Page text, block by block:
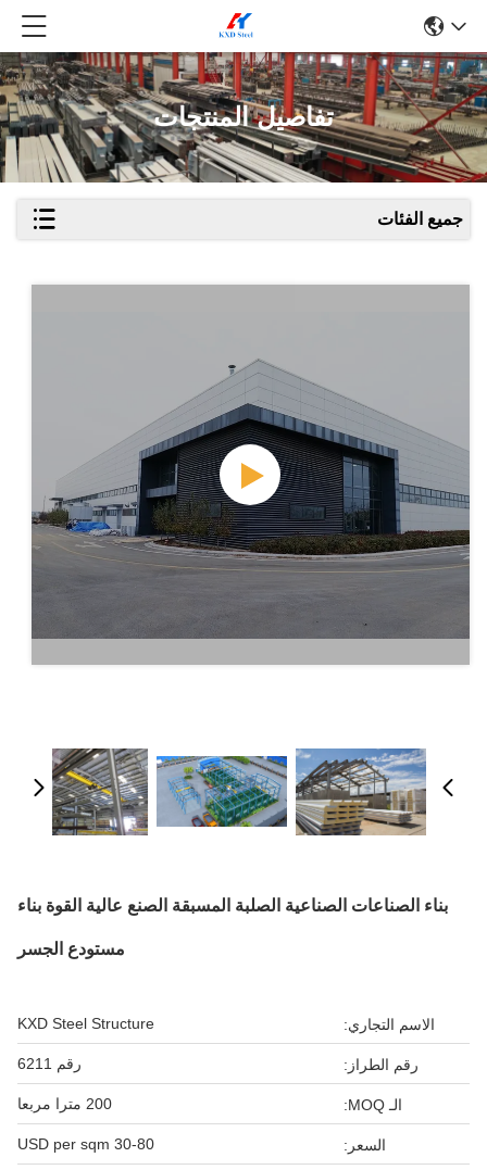
تفاصيل المنتجات
جميع الفئات
بناء الصناعات الصناعية الصلبة المسبقة الصنع عالية القوة بناء
مستودع الجسر
الاسم التجاري: KXD Steel Structure
رقم الطراز: رقم 6211
الـ MOQ: 200 مترا مربعا
السعر: 30-80 USD per sqm